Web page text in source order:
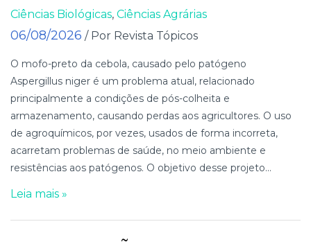
Ciências Biológicas, Ciências Agrárias
06/08/2026 / Por Revista Tópicos
O mofo-preto da cebola, causado pelo patógeno
Aspergillus niger é um problema atual, relacionado
principalmente a condições de pós-colheita e
armazenamento, causando perdas aos agricultores. O uso
de agroquímicos, por vezes, usados de forma incorreta,
acarretam problemas de saúde, no meio ambiente e
resistências aos patógenos. O objetivo desse projeto...
Leia mais »